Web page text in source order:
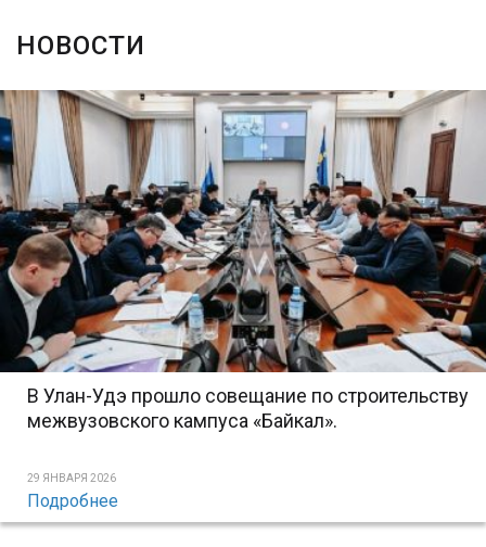
НОВОСТИ
В Улан-Удэ прошло совещание по строительству
межвузовского кампуса «Байкал».
29 ЯНВАРЯ 2026
Подробнее